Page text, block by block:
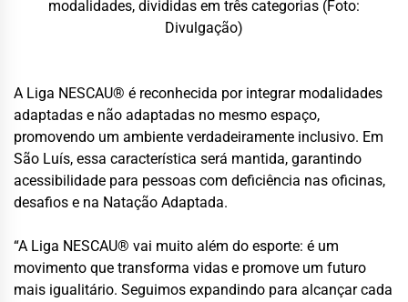
modalidades, divididas em três categorias (Foto:
Divulgação)
A Liga NESCAU® é reconhecida por integrar modalidades
adaptadas e não adaptadas no mesmo espaço,
promovendo um ambiente verdadeiramente inclusivo. Em
São Luís, essa característica será mantida, garantindo
acessibilidade para pessoas com deficiência nas oficinas,
desafios e na Natação Adaptada.
“A Liga NESCAU® vai muito além do esporte: é um
movimento que transforma vidas e promove um futuro
mais igualitário. Seguimos expandindo para alcançar cada